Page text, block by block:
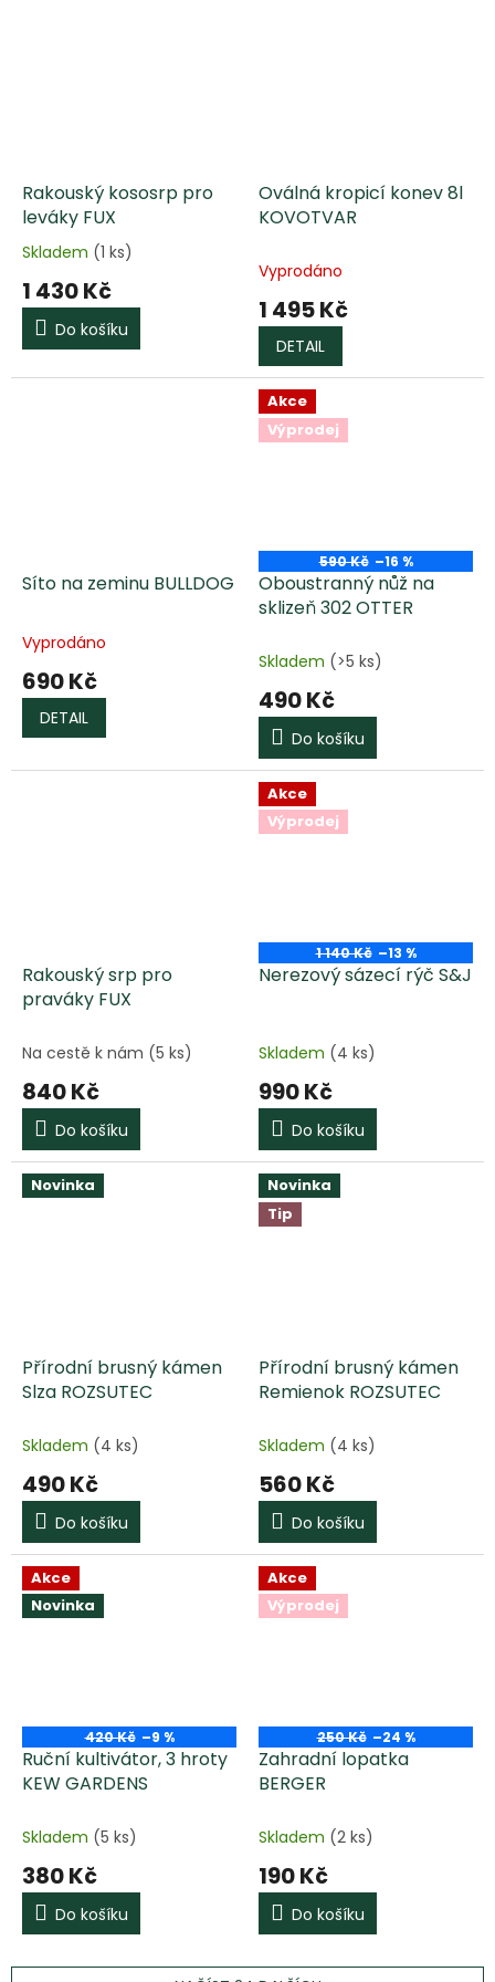
Rakouský kososrp pro
leváky FUX
Průměrné
hodnocení
produktu
5,0
5
Skladem (1 ks)
1 430 Kč
Do košíku
Oválná kropicí konev 8l
KOVOTVAR
Vyprodáno
1 495 Kč
DETAIL
Síto na zeminu BULLDOG
Průměrné
hodnocení
produktu
5,0
5
Vyprodáno
690 Kč
DETAIL
Akce
Výprodej
590 Kč –16 %
Oboustranný nůž na
sklizeň 302 OTTER
Skladem (>5 ks)
490 Kč
Do košíku
Rakouský srp pro
praváky FUX
Na cestě k nám (5 ks)
840 Kč
Do košíku
Akce
Výprodej
1 140 Kč –13 %
Nerezový sázecí rýč S&J
Skladem (4 ks)
990 Kč
Do košíku
Novinka
Přírodní brusný kámen
Slza ROZSUTEC
Skladem (4 ks)
490 Kč
Do košíku
Novinka
Tip
Přírodní brusný kámen
Remienok ROZSUTEC
Skladem (4 ks)
560 Kč
Do košíku
Akce
Novinka
420 Kč –9 %
Ruční kultivátor, 3 hroty
KEW GARDENS
Skladem (5 ks)
380 Kč
Do košíku
Akce
Výprodej
250 Kč –24 %
Zahradní lopatka
BERGER
Skladem (2 ks)
190 Kč
Do košíku